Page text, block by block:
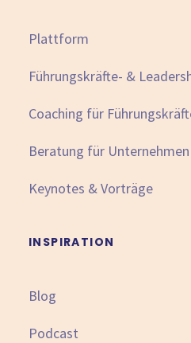
Plattform
Führungskräfte- &
Coaching für
Beratung für Unternehmen
Keynotes & Vorträge
INSPIRATION
Blog
Podcast